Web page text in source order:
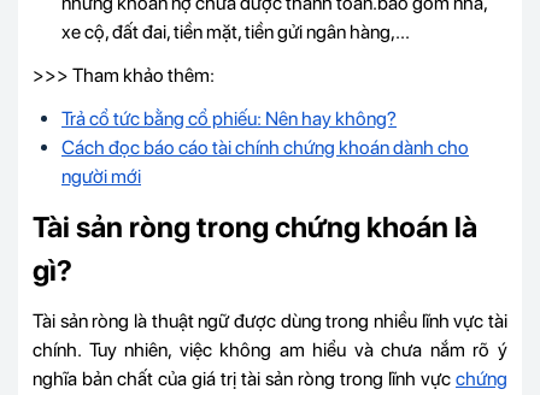
xe cộ, đất đai, tiền mặt, tiền gửi ngân hàng,...
>>> Tham khảo thêm:
Trả cổ tức bằng cổ phiếu: Nên hay không?
Cách đọc báo cáo tài chính chứng khoán dành cho
người mới
Tài sản ròng trong chứng khoán là
gì?
Tài sản ròng là thuật ngữ được dùng trong nhiều lĩnh vực tài
chính. Tuy nhiên, việc không am hiểu và chưa nắm rõ ý
nghĩa bản chất của giá trị tài sản ròng trong lĩnh vực chứng